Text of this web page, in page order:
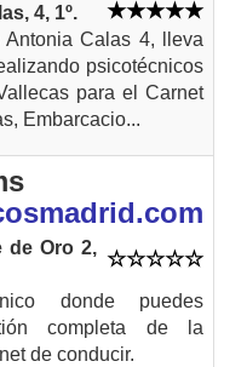
4, 1º.
Antonia Calas 4, lleva
psicotécnicos
para el Carnet
Embarcacio...
de Oro 2,
donde puedes
completa de la
de conducir.